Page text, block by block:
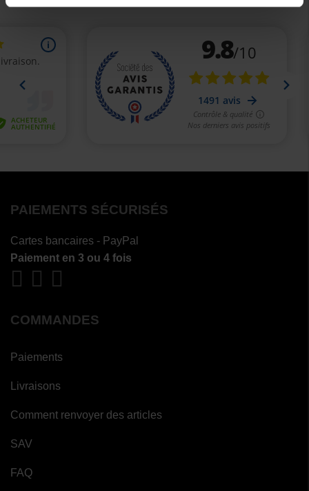
PAIEMENTS SÉCURISÉS
Cartes bancaires - PayPal
Paiement en 3 ou 4 fois
COMMANDES
Paiements
Livraisons
Comment renvoyer des articles
SAV
FAQ